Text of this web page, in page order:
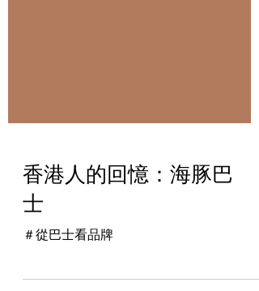
香港人的回憶：海豚巴
士